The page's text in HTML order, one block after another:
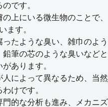
です。
上にいる微生物のことで、
ます。
ったような臭い、雑巾のよう
筆の芯のような臭いなどと
あります。
によって異なるため、当然
けです。
的な分析も進み、メカニズ